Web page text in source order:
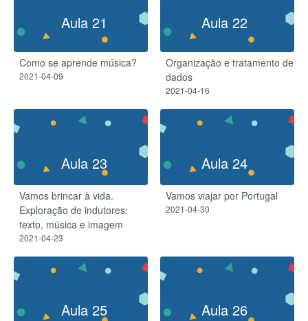
Aula 21
Como se aprende música?
2021-04-09
Aula 22
Organização e tratamento de
dados​
2021-04-16
Aula 23
Vamos brincar à vida.
Exploração de indutores:
texto, música e imagem
2021-04-23
Aula 24
Vamos viajar por Portugal
2021-04-30
Aula 25 Aula 26